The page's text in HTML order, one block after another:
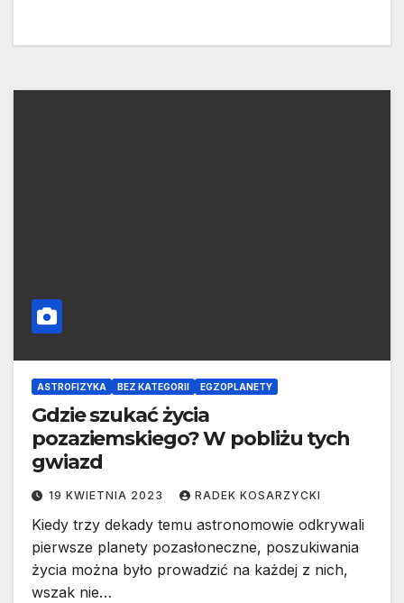
ASTROFIZYKA BEZ KATEGORII EGZOPLANETY
Gdzie szukać życia
pozaziemskiego? W pobliżu tych
gwiazd
19 KWIETNIA 2023 RADEK KOSARZYCKI
Kiedy trzy dekady temu astronomowie odkrywali
pierwsze planety pozasłoneczne, poszukiwania
życia można było prowadzić na każdej z nich,
wszak nie…